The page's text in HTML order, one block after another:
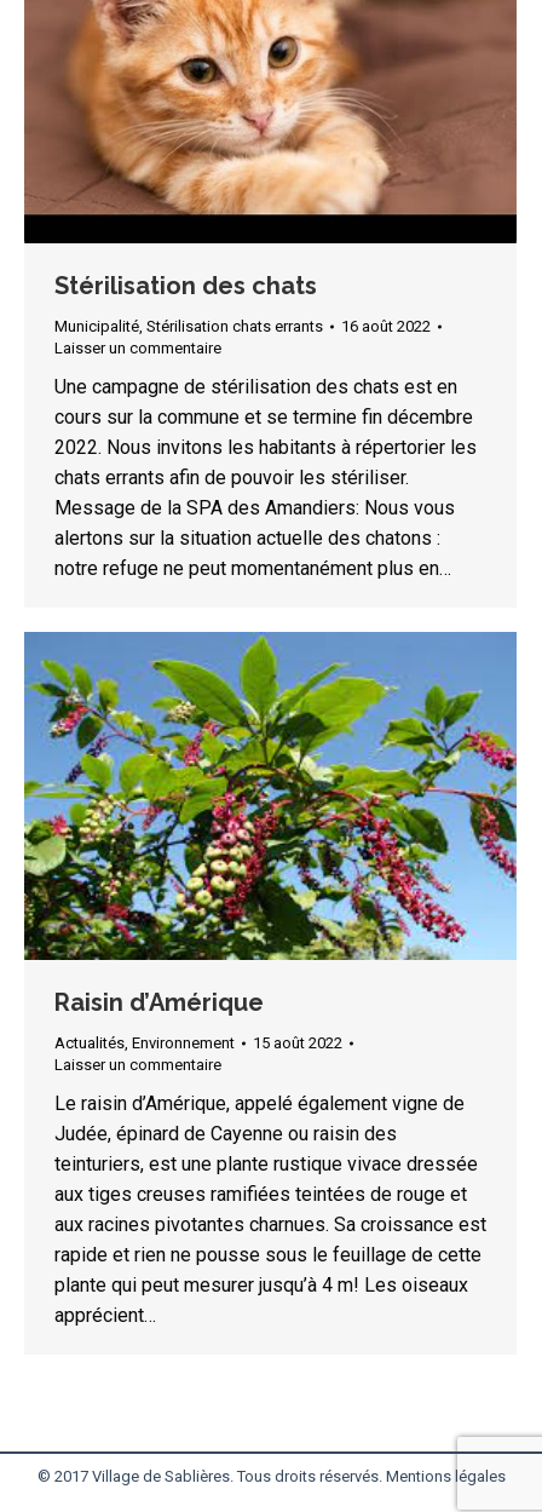
Stérilisation des chats
Municipalité Stérilisation chats errants
16 août 2022
Laisser un commentaire
Une campagne de stérilisation des chats est en
cours sur la commune et se termine fin décembre
2022. Nous invitons les habitants à répertorier les
chats errants afin de pouvoir les stériliser.
Message de la SPA des Amandiers: Nous vous
alertons sur la situation actuelle des chatons :
notre refuge ne peut momentanément plus en…
Raisin d’Amérique
Actualités Environnement
15 août 2022
Laisser un commentaire
Le raisin d’Amérique, appelé également vigne de
Judée, épinard de Cayenne ou raisin des
teinturiers, est une plante rustique vivace dressée
aux tiges creuses ramifiées teintées de rouge et
aux racines pivotantes charnues. Sa croissance est
rapide et rien ne pousse sous le feuillage de cette
plante qui peut mesurer jusqu’à 4 m! Les oiseaux
apprécient…
© 2017 Village de Sablières. Tous droits réservés. Mentions légales